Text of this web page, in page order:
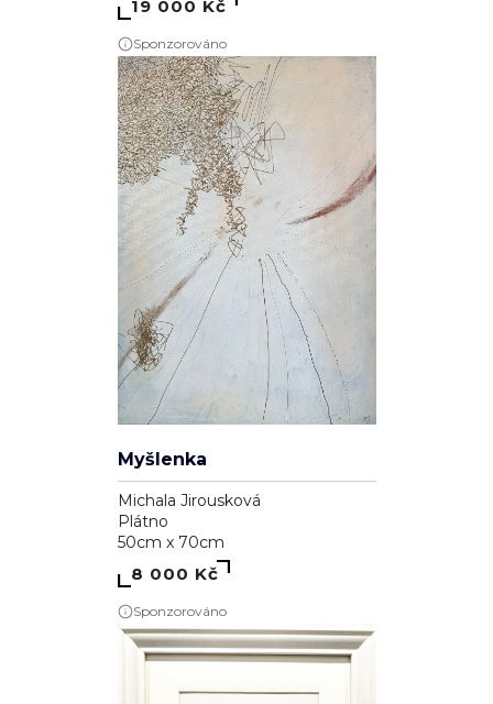
19 000 Kč
Sponzorováno
Myšlenka
Michala Jirousková
Plátno
50cm x 70cm
8 000 Kč
Sponzorováno